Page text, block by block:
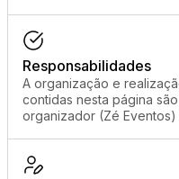
Responsabilidades
A organização e
contidas nesta página
organizador (Zé Eventos)